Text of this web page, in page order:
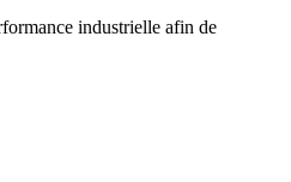
industrielle afin de